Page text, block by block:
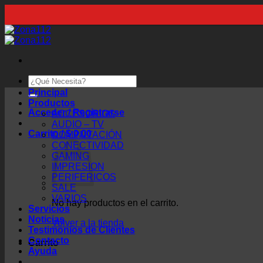
Saltar
al
Buscar
por:
Acceder / Registrarse
Carrito /$0,00
No hay productos en el carrito.
Volver a la tienda
Carrito
Principal
Productos
ACCESORIOS
AUDIO – TV
COMPUTACIÓN
CONECTIVIDAD
GAMING
IMPRESION
PERIFERICOS
SALE
VARIOS
Servicios
Noticias
Testimonios de Clientes
Contacto
Ayuda